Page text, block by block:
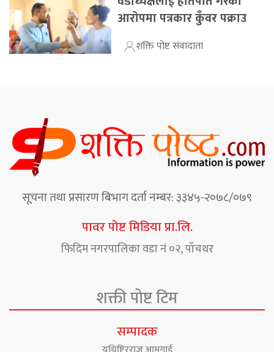
आरोपमा पत्रकार कुँवर पक्राउ
शक्ति पोष्ट संवादाता
सूचना तथा प्रसारण बिभाग दर्ता नम्बर: ३३४५-२०७८/०७९
पावर पोष्ट मिडिया प्रा.लि.
फिदिम नगरपालिका वडा नं ०२, पाँचथर
शक्ती पोष्ट टिम
सम्पादक